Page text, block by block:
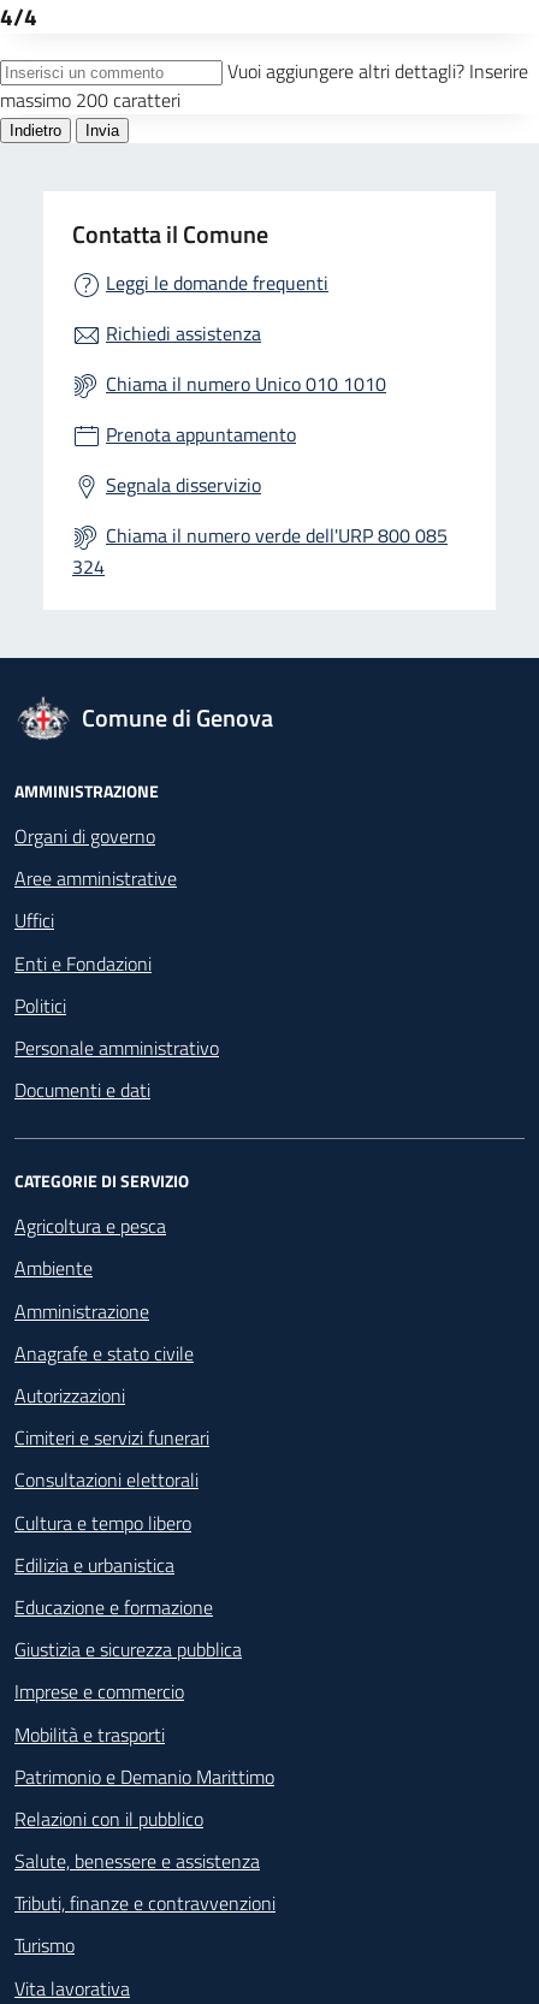
Contatta il Comune
Leggi le domande frequenti
Richiedi assistenza
Chiama il numero Unico 010 1010
Prenota appuntamento
Segnala disservizio
Chiama il numero verde dell'URP 800 085
324
logo Unione Europea
Comune di Genova
Footer - Navigazione
AMMINISTRAZIONE
Organi di governo
Aree amministrative
Uffici
Enti e Fondazioni
Politici
Personale amministrativo
Documenti e dati
CATEGORIE DI SERVIZIO
Agricoltura e pesca
Ambiente
Amministrazione
Anagrafe e stato civile
Autorizzazioni
Cimiteri e servizi funerari
Consultazioni elettorali
Cultura e tempo libero
Edilizia e urbanistica
Educazione e formazione
Giustizia e sicurezza pubblica
Imprese e commercio
Mobilità e trasporti
Patrimonio e Demanio Marittimo
Relazioni con il pubblico
Salute, benessere e assistenza
Tributi, finanze e contravvenzioni
Turismo
Vita lavorativa